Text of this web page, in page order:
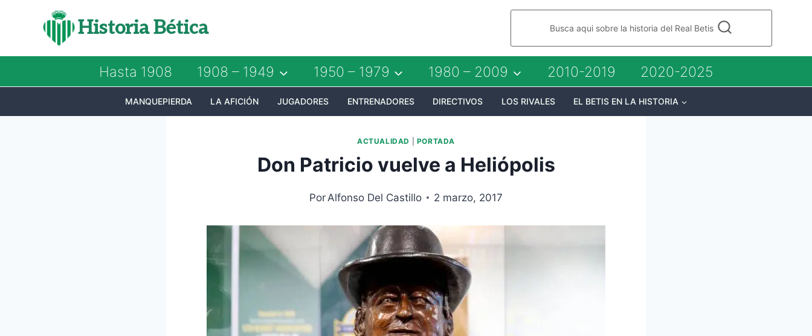
Historia Bética Busca aqui sobre la historia del Real Betis
Hasta 1908 1908 – 1949 1950 – 1979 1980 – 2009 2010-2019 2020-2025
MANQUEPIERDA LA AFICIÓN JUGADORES ENTRENADORES DIRECTIVOS LOS RIVALES EL BETIS EN LA HISTORIA
ACTUALIDAD PORTADA
Don Patricio vuelve a Heliópolis
Por Alfonso Del Castillo 2 marzo, 2017